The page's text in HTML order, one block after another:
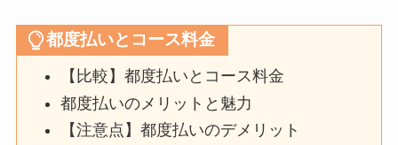
都度払いとコース料金
【比較】都度払いとコース料金
都度払いのメリットと魅力
【注意点】都度払いのデメリット